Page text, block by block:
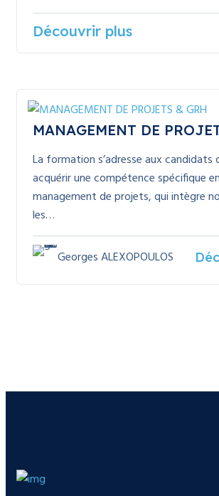
Découvrir plus
MANAGEMENT DE
La formation s’adresse aux candidats
acquérir une compétence spécifique en
management de projets, qui intègre
les…
Georges ALEXOPOULOS